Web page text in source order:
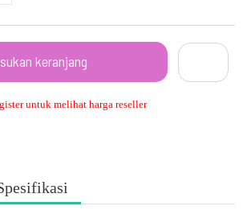
keranjang
untuk melihat harga reseller